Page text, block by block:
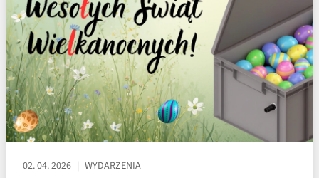
02. 04. 2026 WYDARZENIA